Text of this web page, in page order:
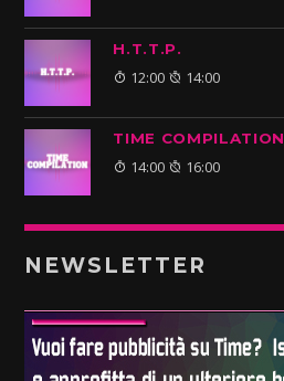
H.T.T.P.
12:00 14:00
TIME COMPILATION
14:00 16:00
NEWSLETTER